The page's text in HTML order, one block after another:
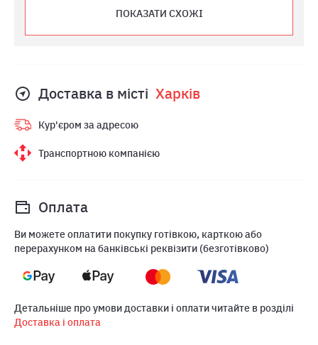
ПОКАЗАТИ СХОЖІ
Доставка в місті Харкiв
Кур'єром за адресою
Транспортною компанією
Оплата
Ви можете оплатити покупку готівкою, карткою або
перерахунком на банківські реквізити (безготівково)
Детальніше про умови доставки і оплати читайте в розділі
Доставка і оплата